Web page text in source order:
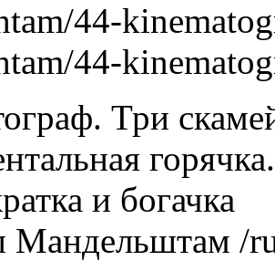
44-
44-
Три
горячка.
и богачка
Мандельштам /